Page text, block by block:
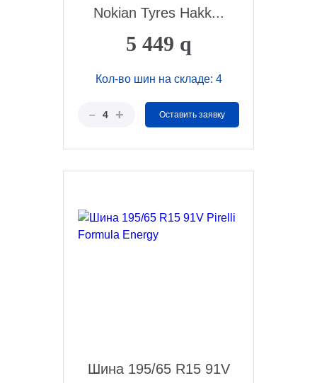
Nokian Tyres Hakk...
5 449 q
Кол-во шин на складе: 4
– 4 + Оставить заявку
Шина 195/65 R15 91V